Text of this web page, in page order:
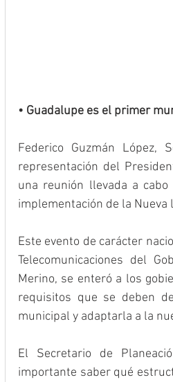
• Guadalupe es el primer
Federico Guzmán López,
representación del
una reunión llevada a
implementación de la
Este evento de carácter
Telecomunicaciones del
Merino, se enteró a los
requisitos que se deben
municipal y adaptarla a la
El Secretario de
importante saber qué